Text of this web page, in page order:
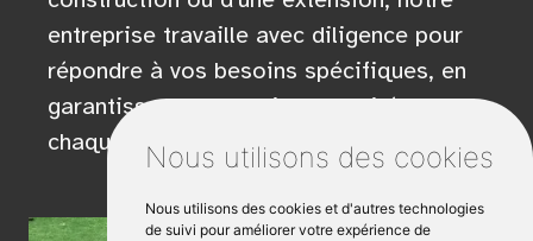
Nous utilisons des cookies
Nous utilisons des cookies et d'autres technologies
de suivi pour améliorer votre expérience de
entreprise travaille avec diligence pour
répondre à vos besoins spécifiques, en
garantissant un travail de qualité dans
chaque projet entrepris.